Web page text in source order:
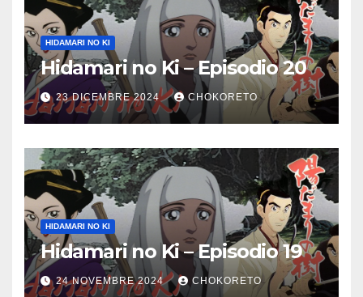
HIDAMARI NO KI
Hidamari no Ki – Episodio 20
23 DICEMBRE 2024 CHOKORETO
HIDAMARI NO KI
Hidamari no Ki – Episodio 19
24 NOVEMBRE 2024 CHOKORETO